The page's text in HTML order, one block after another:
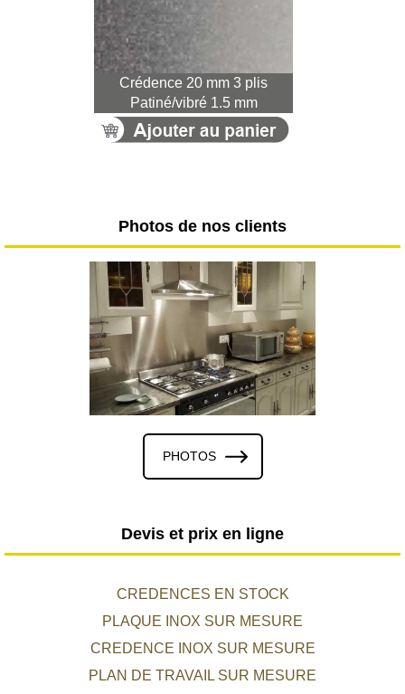
Crédence 20 mm 3 plis
Patiné/vibré 1.5 mm
Photos de nos clients
PHOTOS
Devis et prix en ligne
CREDENCES EN STOCK
PLAQUE INOX SUR MESURE
CREDENCE INOX SUR MESURE
PLAN DE TRAVAIL SUR MESURE